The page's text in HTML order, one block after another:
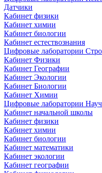
Датчики
Кабинет физики
Кабинет химии
Кабинет биологии
Кабинет естествознания
Цифровые лаборатории
Кабинет Физики
Кабинет Географии
Кабинет Экологии
Кабинет Биологии
Кабинет Химии
Цифровые лаборатории
Кабинет начальной школы
Кабинет физики
Кабинет химии
Кабинет биологии
Кабинет математики
Кабинет экологии
Кабинет географии